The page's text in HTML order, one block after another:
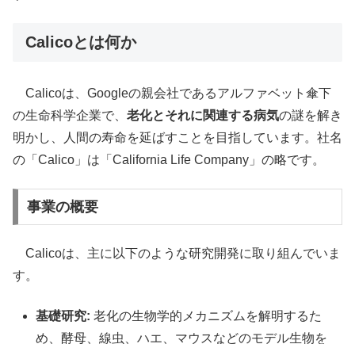
Calicoとは何か
Calicoは、Googleの親会社であるアルファベット傘下
の生命科学企業で、 老化とそれに関連する病気の謎を解き
明かし、人間の寿命を延ばすことを目指しています。社名
の「Calico」は「California Life Company」の略です。
事業の概要
Calicoは、主に以下のような研究開発に取り組んでいま
す。
基礎研究: 老化の生物学的メカニズムを解明するた
め、酵母、線虫、ハエ、マウスなどのモデル生物を